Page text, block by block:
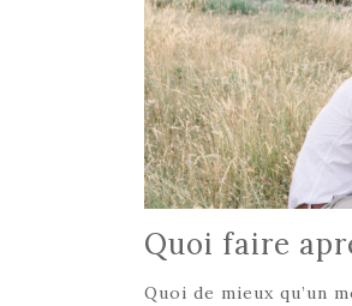
Quoi faire
Quoi de mieux qu’un